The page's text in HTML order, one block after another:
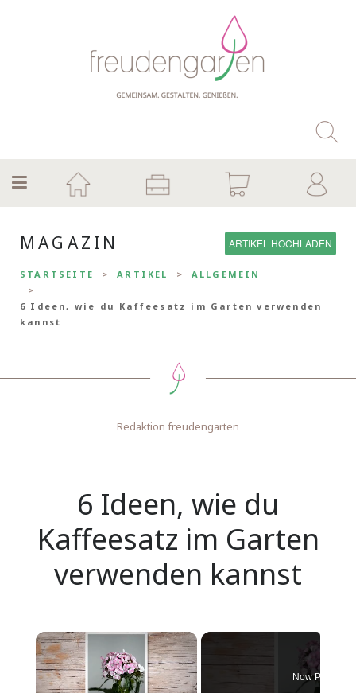
MAGAZIN ARTIKEL HOCHLADEN
STARTSEITE ARTIKEL ALLGEMEIN
6 Ideen, wie du Kaffeesatz im Garten verwenden
kannst
Redaktion freudengarten
6 Ideen, wie du
Kaffeesatz im Garten
verwenden kannst
Now Playing